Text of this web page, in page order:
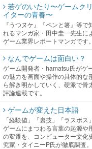
若ゲのいたり〜ゲームク
イターの青春〜
『うつヌケ』『ペンと箸』等で
れるマンガ家・田中圭一先生に
ゲーム業界レポートマンガです。
なんでゲームは面白い？
ゲーム開発者・hamatsu氏がゲ
の魅力を画面や操作の具体的な
ら解き明かしていく、硬派で骨
評論連載です。
ゲームが変えた日本語
「経験値」「裏技」「ラスボ
ゲームにまつわる言葉の起源や
の変遷を、コンピューター文化
究家・タイニーP氏が徹底調査。